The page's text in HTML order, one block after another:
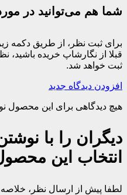
شما هم می‌توانید در
برای ثبت نظر، از طریق دکمه
قبلا از نگارشاپ خریده
ثبت خواهد شد.
افزودن دیدگاه جدید
هیچ دیدگاهی برای این محصول
دیگران را با
انتخاب این
لطفا پیش از ارسال نظر، خلاصه